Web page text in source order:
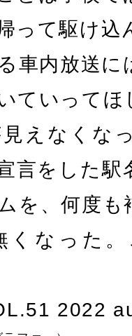
って駆け
車内放送に
ていって
えなくな
言をした
を、何度
くなった
2022